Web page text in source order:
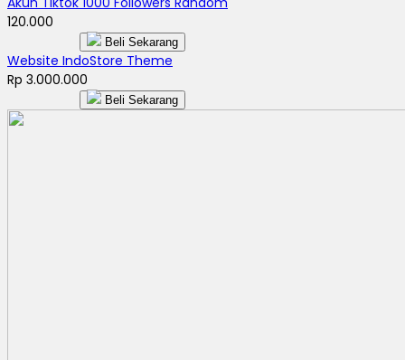
120.000
Beli Sekarang
Website IndoStore Theme
Rp 3.000.000
Beli Sekarang